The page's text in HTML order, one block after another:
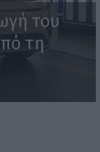
του
τη